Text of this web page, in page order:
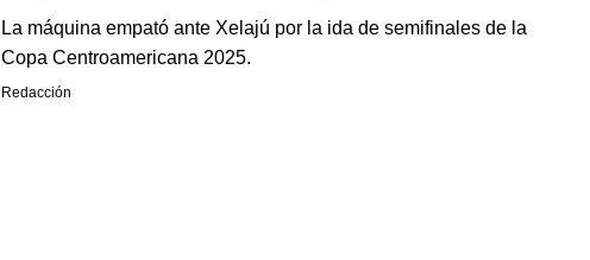
La máquina empató ante Xelajú por la ida de semifinales de la
Copa Centroamericana 2025.
Redacción